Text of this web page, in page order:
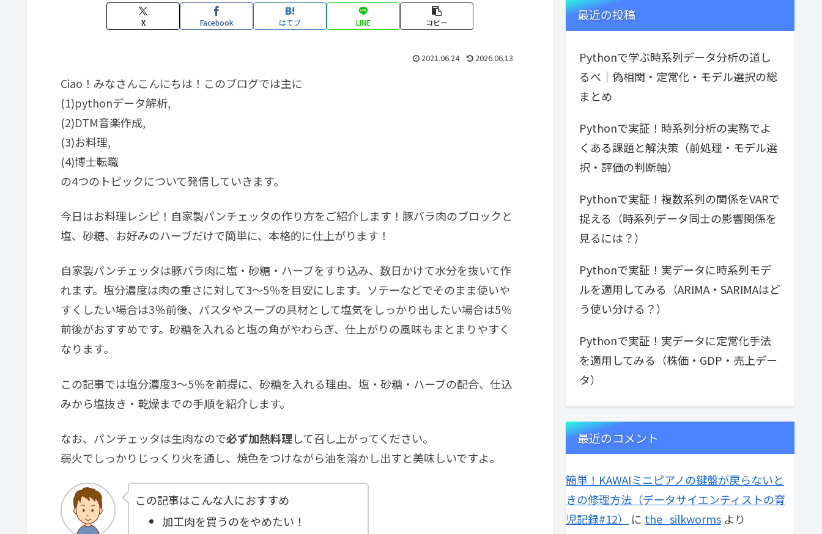
X Facebook はてブ LINE コピー
2021.06.24 2026.06.13
Ciao！みなさんこんにちは！このブログでは主に
(1)pythonデータ解析,
(2)DTM音楽作成,
(3)お料理,
(4)博士転職
の4つのトピックについて発信していきます。
今日はお料理レシピ！自家製パンチェッタの作り方をご紹介します！豚バラ肉のブロックと
塩、砂糖、お好みのハーブだけで簡単に、本格的に仕上がります！
自家製パンチェッタは豚バラ肉に塩・砂糖・ハーブをすり込み、数日かけて水分を抜いて作
れます。塩分濃度は肉の重さに対して3〜5％を目安にします。ソテーなどでそのまま使いや
すくしたい場合は3％前後、パスタやスープの具材として塩気をしっかり出したい場合は5％
前後がおすすめです。砂糖を入れると塩の角がやわらぎ、仕上がりの風味もまとまりやすく
なります。
この記事では塩分濃度3〜5％を前提に、砂糖を入れる理由、塩・砂糖・ハーブの配合、仕込
みから塩抜き・乾燥までの手順を紹介します。
なお、パンチェッタは生肉なので必ず加熱料理して召し上がってください。
弱火でしっかりじっくり火を通し、焼色をつけながら油を溶かし出すと美味しいですよ。
この記事はこんな人におすすめ
加工肉を買うのをやめたい！
最近の投稿
Pythonで学ぶ時系列データ分析の道し
るべ｜偽相関・定常化・モデル選択の総
まとめ
Pythonで実証！時系列分析の実務でよ
くある課題と解決策（前処理・モデル選
択・評価の判断軸）
Pythonで実証！複数系列の関係をVARで
捉える（時系列データ同士の影響関係を
見るには？）
Pythonで実証！実データに時系列モデ
ルを適用してみる（ARIMA・SARIMAはど
う使い分ける？）
Pythonで実証！実データに定常化手法
を適用してみる（株価・GDP・売上デー
タ）
最近のコメント
簡単！KAWAIミニピアノの鍵盤が戻らないと
きの修理方法（データサイエンティストの育
児記録#12）
に the_silkworms より